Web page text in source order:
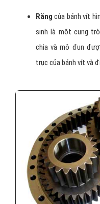
Răng của bánh vít
sinh là một cung
chia và mô đun
trục của bánh vít và